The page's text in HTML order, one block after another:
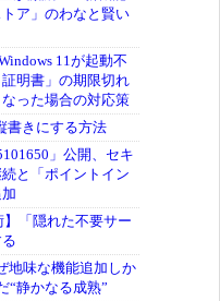
トア」のわなと賢い
11が起動不
明書」の期限切れ
った場合の対応策
書きにする方法
」公開、セキ
と「ポイントイン
】「隠れた不要サー
地味な機能追加しか
静かなる成熟”